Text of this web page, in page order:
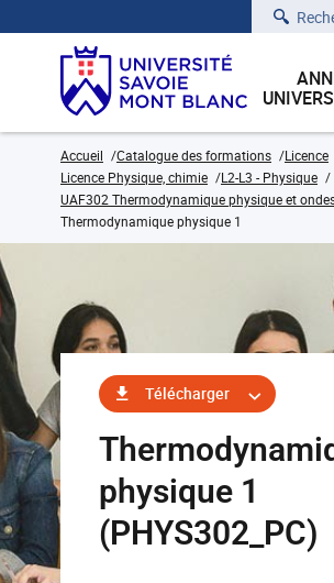
Accueil Catalogue des formations
Licence
Licence Physique, chimie
L2-L3 - Physique
UAF302 Thermodynamique physique et
Thermodynamique physique 1
Télécharger
physique 1
(PHYS302_PC)